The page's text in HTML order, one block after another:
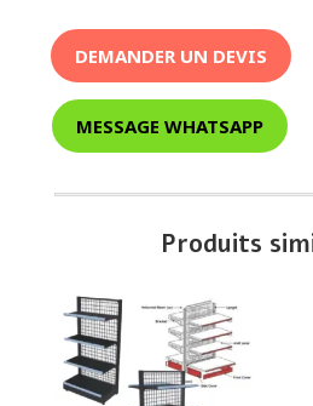
DEMANDER UN DEVIS
MESSAGE WHATSAPP
Produits